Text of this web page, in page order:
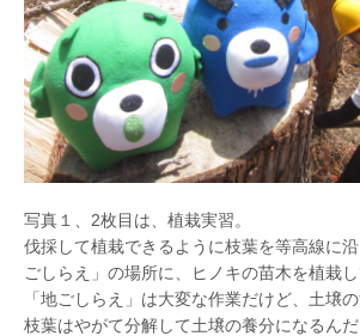
写真１、2枚目は、植栽実習。
伐採して植栽できるように枝葉を等高線に
ごしらえ」の場所に、ヒノキの苗木を植栽し
「地ごしらえ」は大変な作業だけど、土壌
枝葉はやがて分解して土壌の養分になるんだ